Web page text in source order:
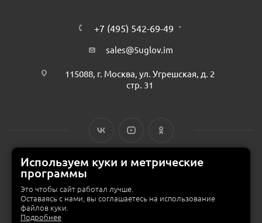
+7 (495) 542-69-49
sales@5uglov.im
115088, г. Москва, ул. Угрешская, д. 2
стр. 31
© 2015 — 2026 «MEBZILLA» (ex. 5UGLOV.IM) —
мебели в Москве
Используем куки и метрические
программы
Это чтобы сайт работал лучше.
Оставаясь с нами, вы соглашаетесь на использование
файлов куки.
Подробнее